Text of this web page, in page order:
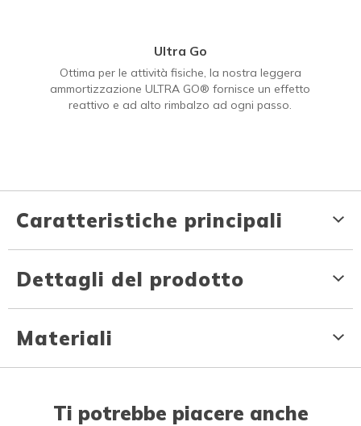
Ultra Go
Ottima per le attività fisiche, la nostra leggera
ammortizzazione ULTRA GO® fornisce un effetto
reattivo e ad alto rimbalzo ad ogni passo.
Caratteristiche principali
Dettagli del prodotto
Materiali
Ti potrebbe piacere anche